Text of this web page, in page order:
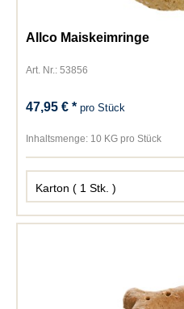
Allco Maiskeimringe
Art. Nr.: 53856
47,95 € *pro Stück
Inhaltsmenge: 10 KG pro Stück